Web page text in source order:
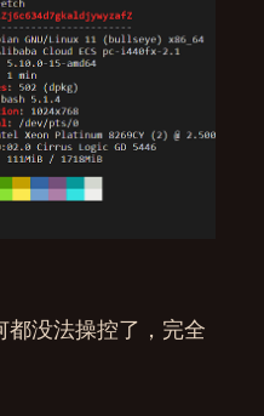
都没法操控了，完全